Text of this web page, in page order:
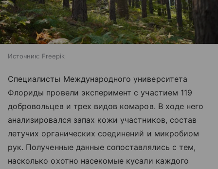
Источник: Freepik
Специалисты Международного университета
Флориды провели эксперимент с участием 119
добровольцев и трех видов комаров. В ходе него
анализировался запах кожи участников, состав
летучих органических соединений и микробиом
рук. Полученные данные сопоставлялись с тем,
насколько охотно насекомые кусали каждого